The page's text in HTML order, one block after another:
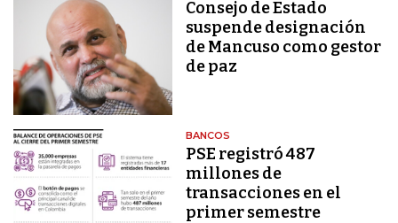
Consejo de Estado
suspende designación
de Mancuso como gestor
de paz
BANCOS
PSE registró 487
millones de
transacciones en el
primer semestre